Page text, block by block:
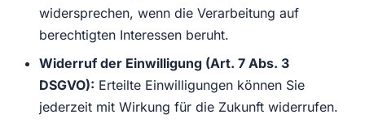
widersprechen, wenn die Verarbeitung auf
berechtigten Interessen beruht.
Widerruf der Einwilligung (Art. 7 Abs. 3
DSGVO): Erteilte Einwilligungen können Sie
jederzeit mit Wirkung für die Zukunft widerrufen.